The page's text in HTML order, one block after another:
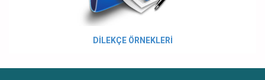
DİLEKÇE ÖRNEKLERİ